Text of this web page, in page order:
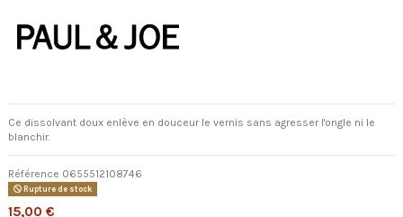
Ce dissolvant doux enlève en douceur le vernis sans agresser l'ongle ni le
blanchir.
Référence 0655512108746
Rupture de stock
15,00 €